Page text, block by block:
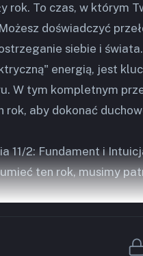
rok. To czas, w którym
doświadczyć
siebie i
energią, jest
W tym kompletnym
rok, aby dokonać
11/2: Fundament i
ten rok, musimy